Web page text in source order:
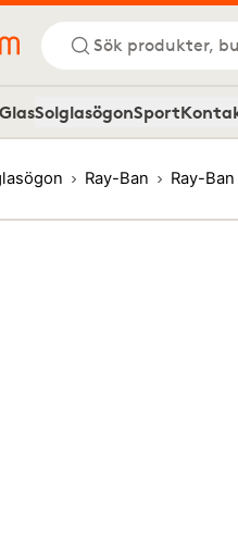
Sök produkter,
GlasSolglasögonSport
Ray-Ban Ray-